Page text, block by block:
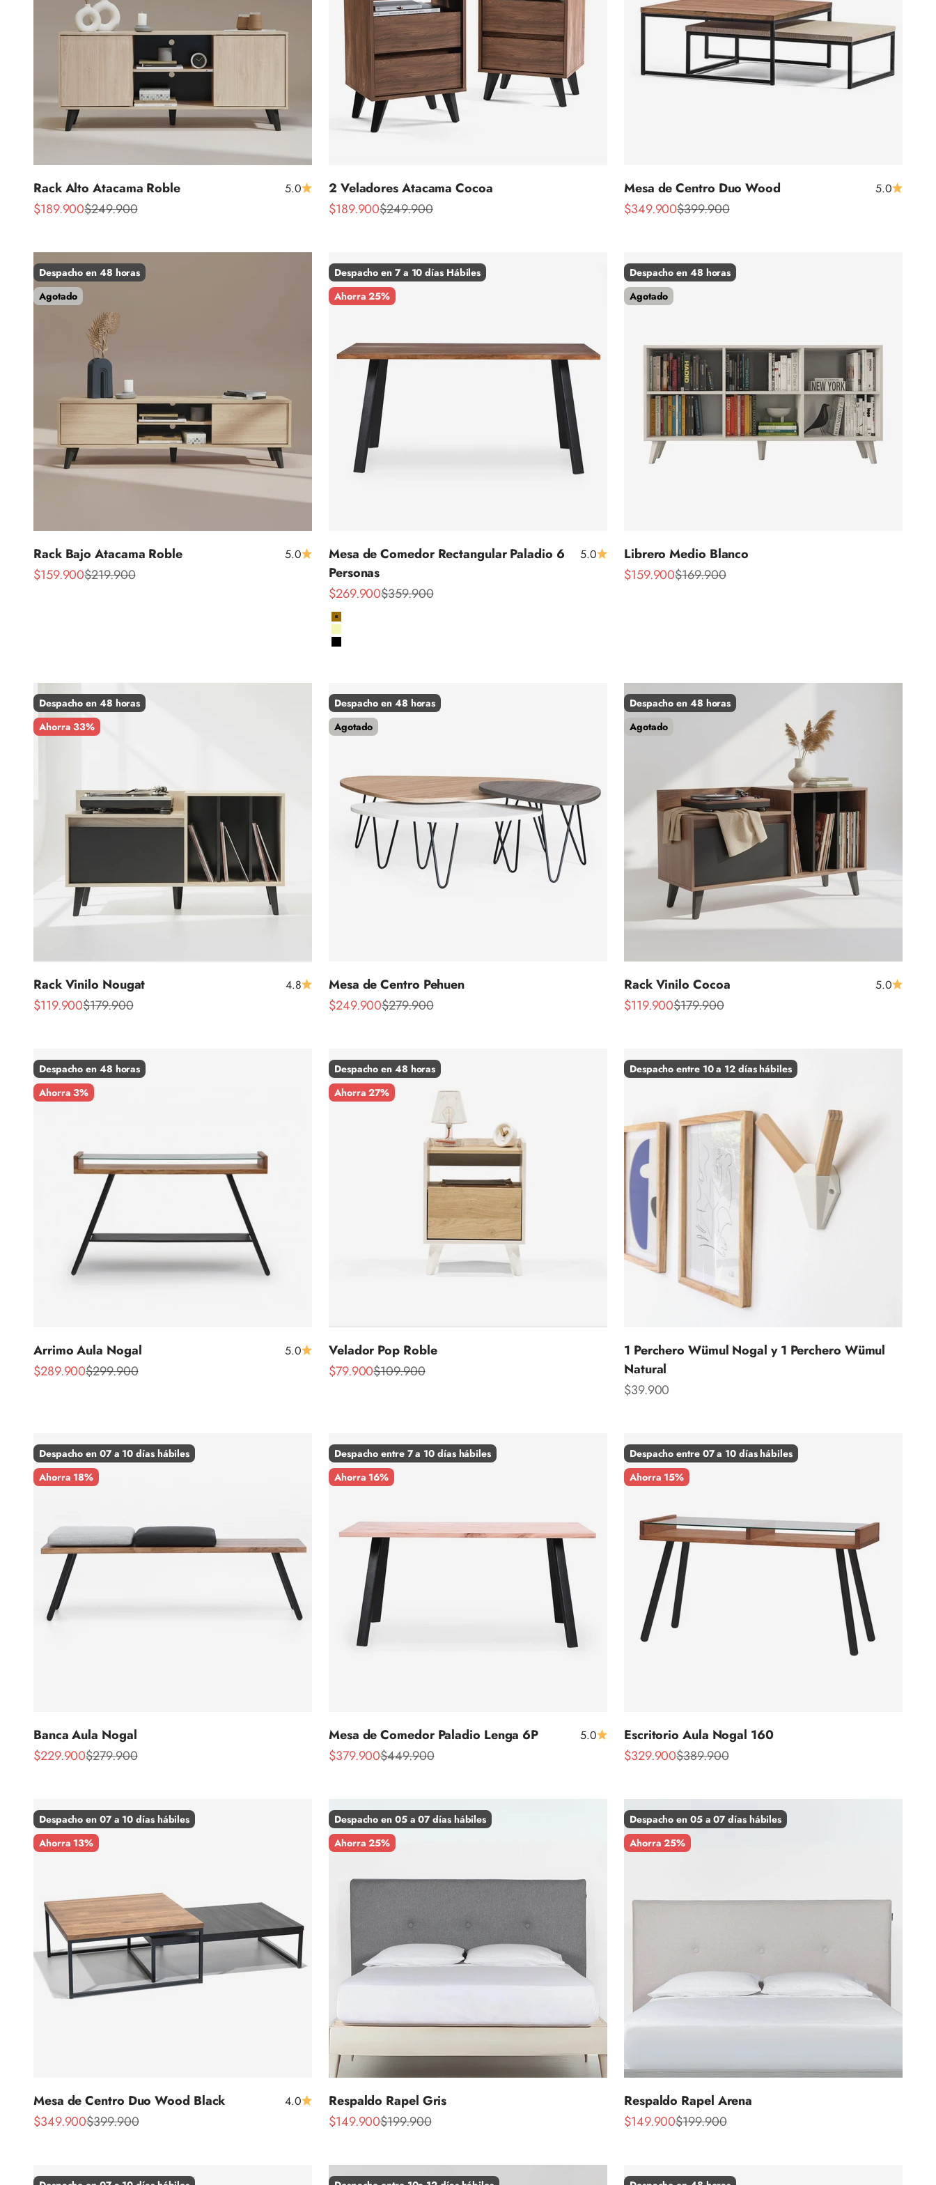
Rack Alto Atacama Roble 5.0
Precio de oferta
$189.900Precio normal
$249.900
2 Veladores Atacama Cocoa
Precio de oferta
$189.900Precio normal
$249.900
Mesa de Centro Duo Wood 5.0
Precio de oferta
$349.900Precio normal
$399.900
Despacho en 48 horas
Agotado
Rack Bajo Atacama Roble 5.0
Precio de oferta
$159.900Precio normal
$219.900
Despacho en 7 a 10 días Hábiles
Ahorra 25%
Mesa de Comedor Rectangular Paladio 6
Personas
5.0
Precio de oferta
$269.900Precio normal
$359.900
Nogal
Natural
Black
Despacho en 48 horas
Agotado
Librero Medio Blanco
Precio de oferta
$159.900Precio normal
$169.900
Despacho en 48 horas
Ahorra 33%
Rack Vinilo Nougat 4.8
Precio de oferta
$119.900Precio normal
$179.900
Despacho en 48 horas
Agotado
Mesa de Centro Pehuen
Precio de oferta
$249.900Precio normal
$279.900
Despacho en 48 horas
Agotado
Rack Vinilo Cocoa 5.0
Precio de oferta
$119.900Precio normal
$179.900
Despacho en 48 horas
Ahorra 3%
Arrimo Aula Nogal 5.0
Precio de oferta
$289.900Precio normal
$299.900
Despacho en 48 horas
Ahorra 27%
Velador Pop Roble
Precio de oferta
$79.900Precio normal
$109.900
Despacho entre 10 a 12 días hábiles
1 Perchero Wümul Nogal y 1 Perchero Wümul
Natural
Precio de oferta
$39.900
Despacho en 07 a 10 días hábiles
Ahorra 18%
Banca Aula Nogal
Precio de oferta
$229.900Precio normal
$279.900
Despacho entre 7 a 10 días hábiles
Ahorra 16%
Mesa de Comedor Paladio Lenga 6P 5.0
Precio de oferta
$379.900Precio normal
$449.900
Despacho entre 07 a 10 días hábiles
Ahorra 15%
Escritorio Aula Nogal 160
Precio de oferta
$329.900Precio normal
$389.900
Despacho en 07 a 10 días hábiles
Ahorra 13%
Mesa de Centro Duo Wood Black 4.0
Precio de oferta
$349.900Precio normal
$399.900
Despacho en 05 a 07 días hábiles
Ahorra 25%
Respaldo Rapel Gris
Precio de oferta
$149.900Precio normal
$199.900
Despacho en 05 a 07 días hábiles
Ahorra 25%
Respaldo Rapel Arena
Precio de oferta
$149.900Precio normal
$199.900